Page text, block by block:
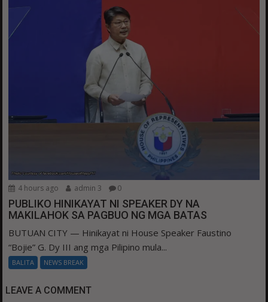
4 hours ago admin 3 0
PUBLIKO HINIKAYAT NI SPEAKER DY NA
MAKILAHOK SA PAGBUO NG MGA BATAS
BUTUAN CITY — Hinikayat ni House Speaker Faustino
“Bojie” G. Dy III ang mga Pilipino mula...
BALITA NEWS BREAK
LEAVE A COMMENT